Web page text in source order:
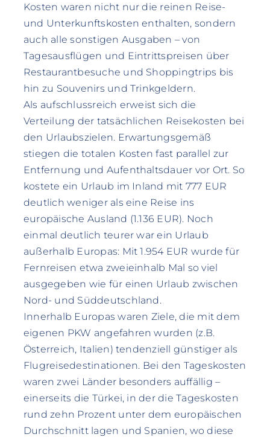
Kosten waren nicht nur die reinen Reise-
und Unterkunftskosten enthalten, sondern
auch alle sonstigen Ausgaben – von
Tagesausflügen und Eintrittspreisen über
Restaurantbesuche und Shoppingtrips bis
hin zu Souvenirs und Trinkgeldern.
Als aufschlussreich erweist sich die
Verteilung der tatsächlichen Reisekosten bei
den Urlaubszielen. Erwartungsgemäß
stiegen die totalen Kosten fast parallel zur
Entfernung und Aufenthaltsdauer vor Ort. So
kostete ein Urlaub im Inland mit 777 EUR
deutlich weniger als eine Reise ins
europäische Ausland (1.136 EUR). Noch
einmal deutlich teurer war ein Urlaub
außerhalb Europas: Mit 1.954 EUR wurde für
Fernreisen etwa zweieinhalb Mal so viel
ausgegeben wie für einen Urlaub zwischen
Nord- und Süddeutschland.
Innerhalb Europas waren Ziele, die mit dem
eigenen PKW angefahren wurden (z.B.
Österreich, Italien) tendenziell günstiger als
Flugreisedestinationen. Bei den Tageskosten
waren zwei Länder besonders auffällig –
einerseits die Türkei, in der die Tageskosten
rund zehn Prozent unter dem europäischen
Durchschnitt lagen und Spanien, wo diese